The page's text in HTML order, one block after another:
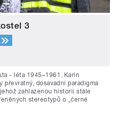
3
- léta 1945–1961. Karin
převratný, dosavadní paradigma
zahlazenou historii stále
stereotypů o „černé